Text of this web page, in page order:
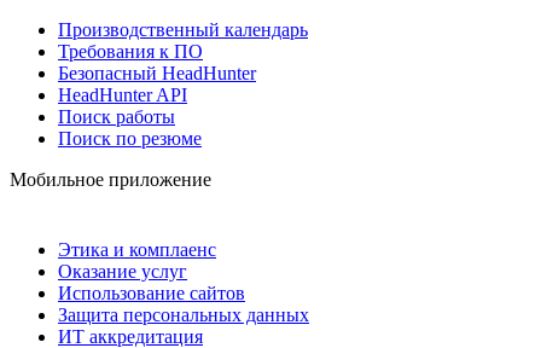
Производственный календарь
Требования к ПО
Безопасный HeadHunter
HeadHunter API
Поиск работы
Поиск по резюме
Мобильное приложение
Этика и комплаенс
Оказание услуг
Использование сайтов
Защита персональных данных
ИТ аккредитация